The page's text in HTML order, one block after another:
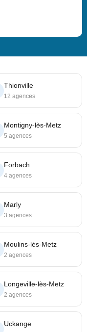
Thionville
12 agences
Montigny-lès-Metz
5 agences
Forbach
4 agences
Marly
3 agences
Moulins-lès-Metz
2 agences
Longeville-lès-Metz
2 agences
Uckange